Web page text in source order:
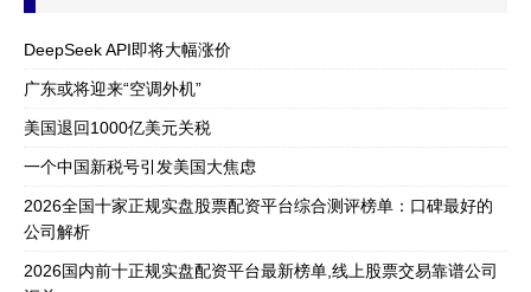
DeepSeek API即将大幅涨价
广东或将迎来“空调外机”
美国退回1000亿美元关税
一个中国新税号引发美国大焦虑
2026全国十家正规实盘股票配资平台综合测评榜单：口碑最好的
公司解析
2026国内前十正规实盘配资平台最新榜单,线上股票交易靠谱公司